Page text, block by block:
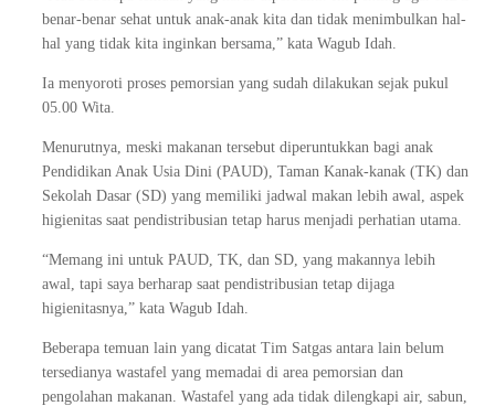
benar-benar sehat untuk anak-anak kita dan tidak menimbulkan hal-
hal yang tidak kita inginkan bersama,” kata Wagub Idah.
Ia menyoroti proses pemorsian yang sudah dilakukan sejak pukul
05.00 Wita.
Menurutnya, meski makanan tersebut diperuntukkan bagi anak
Pendidikan Anak Usia Dini (PAUD), Taman Kanak-kanak (TK) dan
Sekolah Dasar (SD) yang memiliki jadwal makan lebih awal, aspek
higienitas saat pendistribusian tetap harus menjadi perhatian utama.
“Memang ini untuk PAUD, TK, dan SD, yang makannya lebih
awal, tapi saya berharap saat pendistribusian tetap dijaga
higienitasnya,” kata Wagub Idah.
Beberapa temuan lain yang dicatat Tim Satgas antara lain belum
tersedianya wastafel yang memadai di area pemorsian dan
pengolahan makanan. Wastafel yang ada tidak dilengkapi air, sabun,